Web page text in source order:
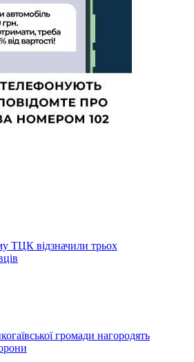
ТЦК відзначили трьох
громади нагородять